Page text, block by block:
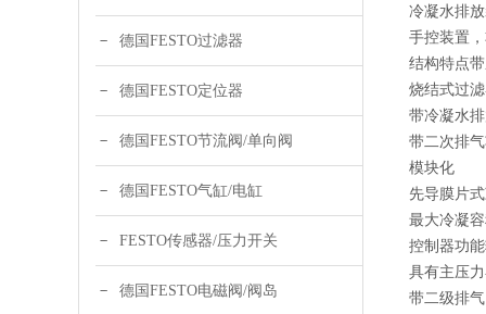
德国FESTO过滤器
德国FESTO定位器
德国FESTO节流阀/单向阀
德国FESTO气缸/电缸
FESTO传感器/压力开关
德国FESTO电磁阀/阀岛
冷凝水排
手控装置
结构特点
烧结式过
带冷凝水
带二次排
模块化
先导膜片
最大冷凝
控制器功
具有主压
带二级排气